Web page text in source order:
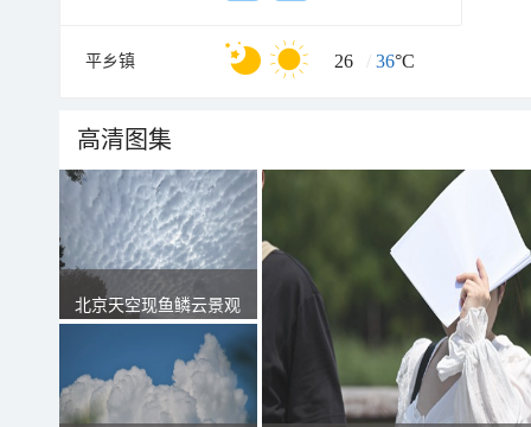
平乡镇 26 / 36°C
高清图集
北京天空现鱼鳞云景观